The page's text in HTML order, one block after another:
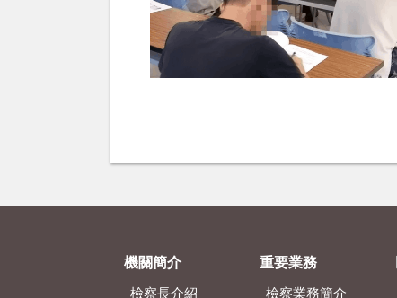
機關簡介
檢察長介紹
重要業務
檢察業務簡介